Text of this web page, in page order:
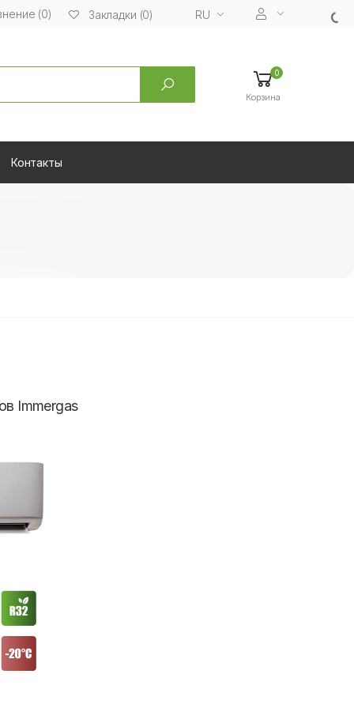
(0) Закладки (0) RU
0
Корзина
Контакты
Immergas